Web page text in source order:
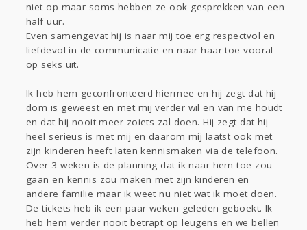
niet op maar soms hebben ze ook gesprekken van een
half uur.
Even samengevat hij is naar mij toe erg respectvol en
liefdevol in de communicatie en naar haar toe vooral
op seks uit.
Ik heb hem geconfronteerd hiermee en hij zegt dat hij
dom is geweest en met mij verder wil en van me houdt
en dat hij nooit meer zoiets zal doen. Hij zegt dat hij
heel serieus is met mij en daarom mij laatst ook met
zijn kinderen heeft laten kennismaken via de telefoon.
Over 3 weken is de planning dat ik naar hem toe zou
gaan en kennis zou maken met zijn kinderen en
andere familie maar ik weet nu niet wat ik moet doen.
De tickets heb ik een paar weken geleden geboekt. Ik
heb hem verder nooit betrapt op leugens en we bellen